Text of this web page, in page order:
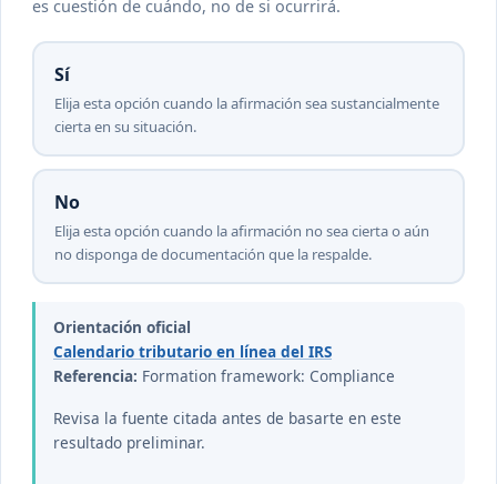
es cuestión de cuándo, no de si ocurrirá.
Sí
Elija esta opción cuando la afirmación sea sustancialmente
cierta en su situación.
No
Elija esta opción cuando la afirmación no sea cierta o aún
no disponga de documentación que la respalde.
Orientación oficial
Calendario tributario en línea del IRS
Referencia: Formation framework: Compliance
Revisa la fuente citada antes de basarte en este
resultado preliminar.